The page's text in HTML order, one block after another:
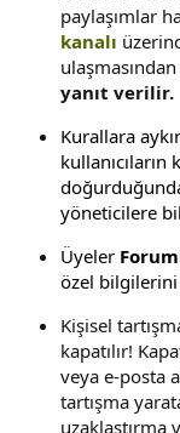
paylaşımlar
kanalı
yanıt verilir.
Kurallara
yöneticilere
Üyeler
özel bilgilerini
Kişisel
kapatılır!
veya e-posta
tartışma
uzaklaştırma